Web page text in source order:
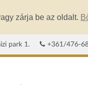
zárja be az oldalt.
park 1. +361/476-